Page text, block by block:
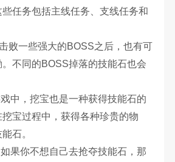
任务包括主线任务、支线任务和
败一些强大的BOSS之后，也有可
不同的BOSS掉落的技能石也会
中，挖宝也是一种获得技能石的
宝过程中，获得各种珍贵的物
石。
果你不想自己去抢夺技能石，那